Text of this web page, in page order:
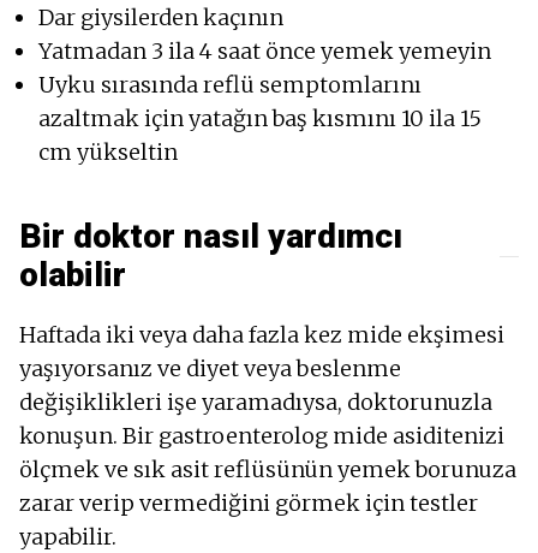
Dar giysilerden kaçının
Yatmadan 3 ila 4 saat önce yemek yemeyin
Uyku sırasında reflü semptomlarını
azaltmak için yatağın baş kısmını 10 ila 15
cm yükseltin
Bir doktor nasıl yardımcı
olabilir
Haftada iki veya daha fazla kez mide ekşimesi
yaşıyorsanız ve diyet veya beslenme
değişiklikleri işe yaramadıysa, doktorunuzla
konuşun. Bir gastroenterolog mide asiditenizi
ölçmek ve sık asit reflüsünün yemek borunuza
zarar verip vermediğini görmek için testler
yapabilir.